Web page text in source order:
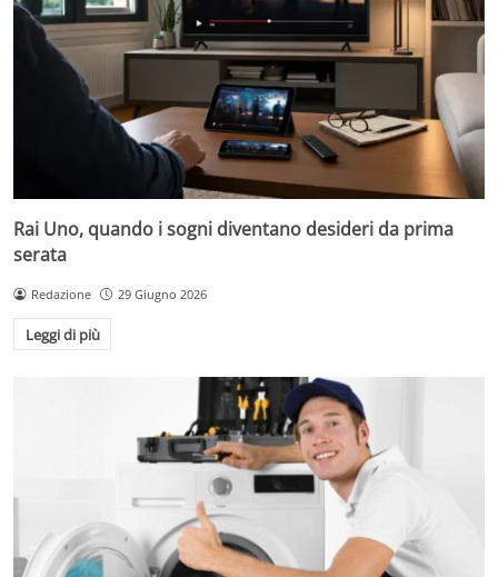
Rai Uno, quando i sogni diventano desideri da prima
serata
Redazione 29 Giugno 2026
Leggi di più